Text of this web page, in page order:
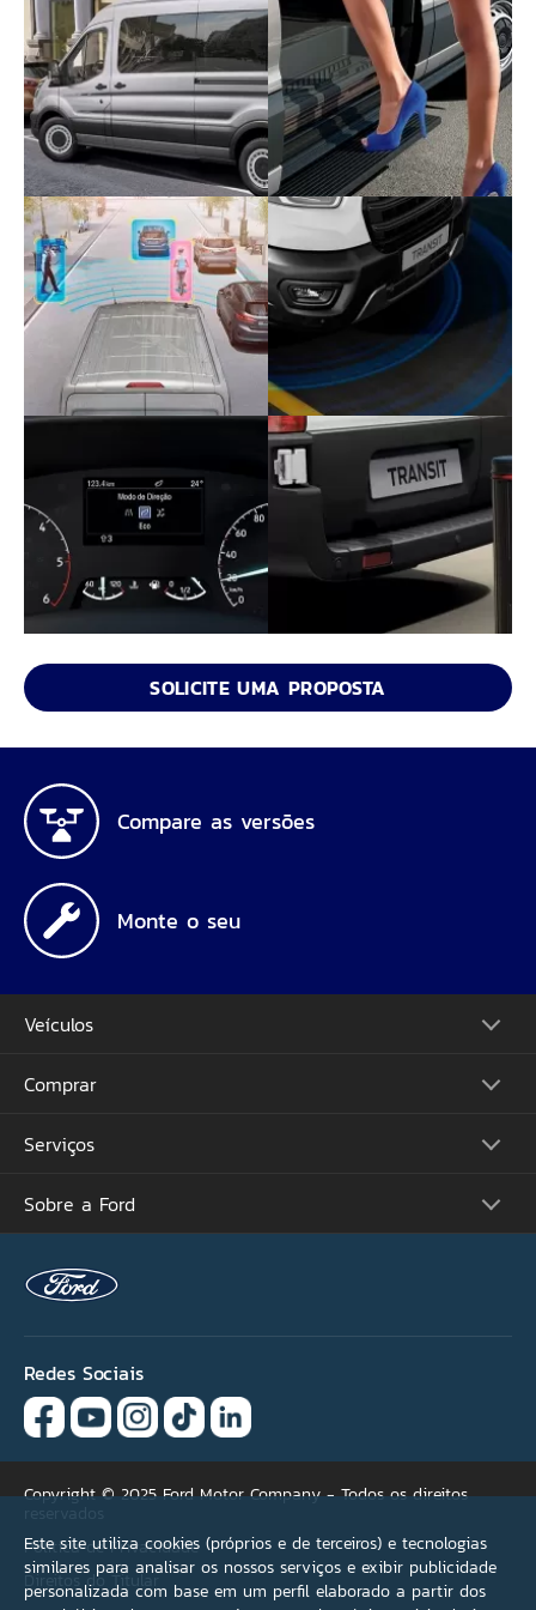
SOLICITE UMA PROPOSTA
Compare as versões
Monte o seu
Este site utiliza cookies (próprios e de terceiros) e tecnologias
similares para analisar os nossos serviços e exibir publicidade
personalizada com base em um perfil elaborado a partir dos
Veículos
Picapes
Suvs
Performance
Comprar
Monte o Seu
Ofertas
Concessionárias
Acessórios Ford
Serviços Financeiros
Simule seu Financiamento
Plano Ford Sempre
Serviços
Atualização Sync
Proprietários
Recall
Ford Protect
Revisão Preço Fixo Ford
Agende seu Serviço
Garantia
Quick Lane®
Sobre a Ford
Carreiras
Programa de Estágio
Ford Global
Notícias
Fale Conosco
Redes Sociais
Copyright © 2025 Ford Motor Company - Todos os direitos
Política de Privacidade
Direitos do Titular